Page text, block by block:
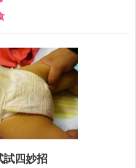
試四妙招